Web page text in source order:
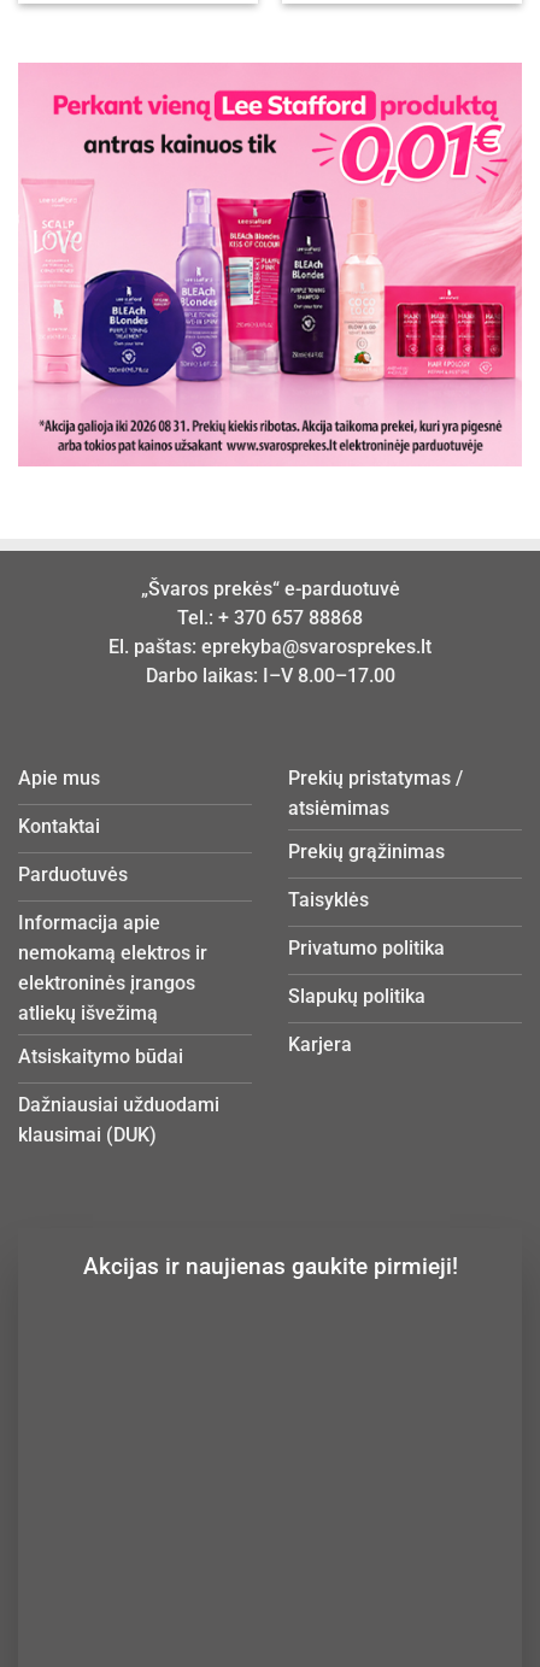
„Švaros prekės“ e-parduotuvė
Tel.: + 370 657 88868
El. paštas: eprekyba@svarosprekes.lt
Darbo laikas: I–V 8.00–17.00
Apie mus
Kontaktai
Parduotuvės
Informacija apie
nemokamą elektros ir
elektroninės įrangos
atliekų išvežimą
Atsiskaitymo būdai
Dažniausiai užduodami
klausimai (DUK)
Prekių pristatymas /
atsiėmimas
Prekių grąžinimas
Taisyklės
Privatumo politika
Slapukų politika
Karjera
Akcijas ir naujienas gaukite pirmieji!